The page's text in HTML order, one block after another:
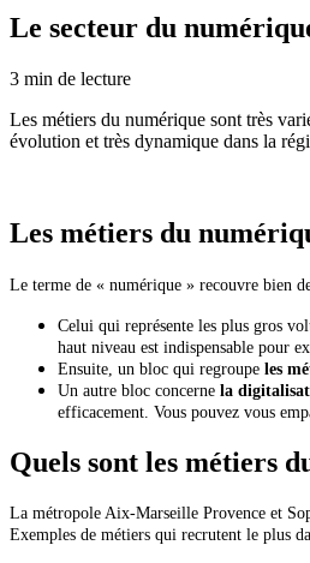
Le secteur du
3 min de lecture
Les métiers du numérique sont très
évolution et très dynamique dans la
Les métiers du
Le terme de « numérique » recouvre bien
Celui qui représente les plus gros
haut niveau est indispensable pour
Ensuite, un bloc qui regroupe les
Un autre bloc concerne la
efficacement. Vous pouvez vous
Quels sont les métiers
La métropole Aix-Marseille Provence et
Exemples de métiers qui recrutent le plus